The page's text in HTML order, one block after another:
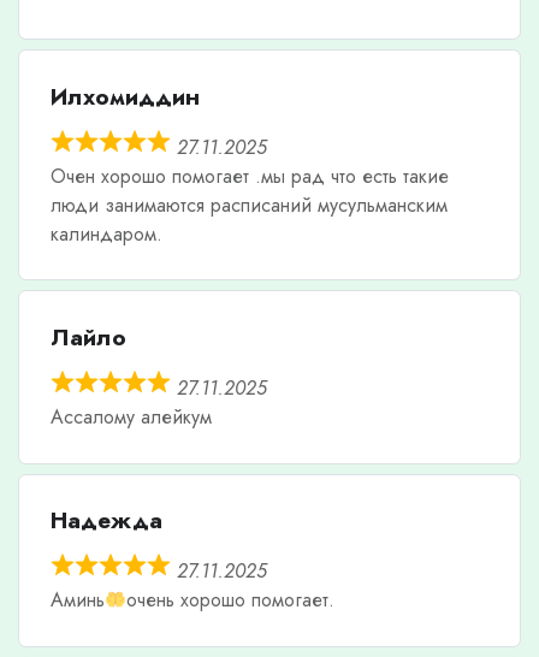
Илхомиддин
27.11.2025
Очен хорошо помогает .мы рад что есть такие
люди занимаются расписаний мусульманским
калиндаром.
Лайло
27.11.2025
Ассалому алейкум
Надежда
27.11.2025
Аминь
очень хорошо помогает.